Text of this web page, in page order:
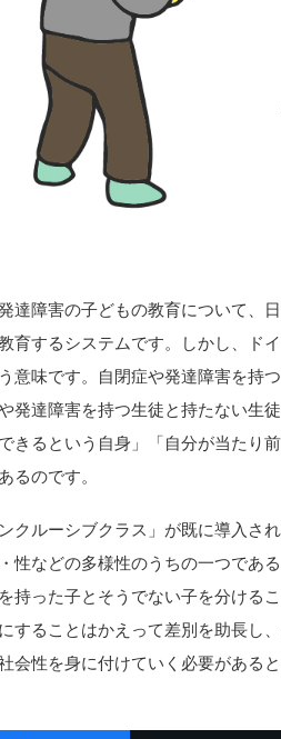
達障害の子どもの教育について、
育するシステムです。しかし、ド
意味です。自閉症や発達障害を持
発達障害を持つ生徒と持たない生
きるという自身」「自分が当たり
るのです。
クルーシブクラス」が既に導入さ
性などの多様性のうちの一つであ
持った子とそうでない子を分ける
することはかえって差別を助長し
会性を身に付けていく必要があると